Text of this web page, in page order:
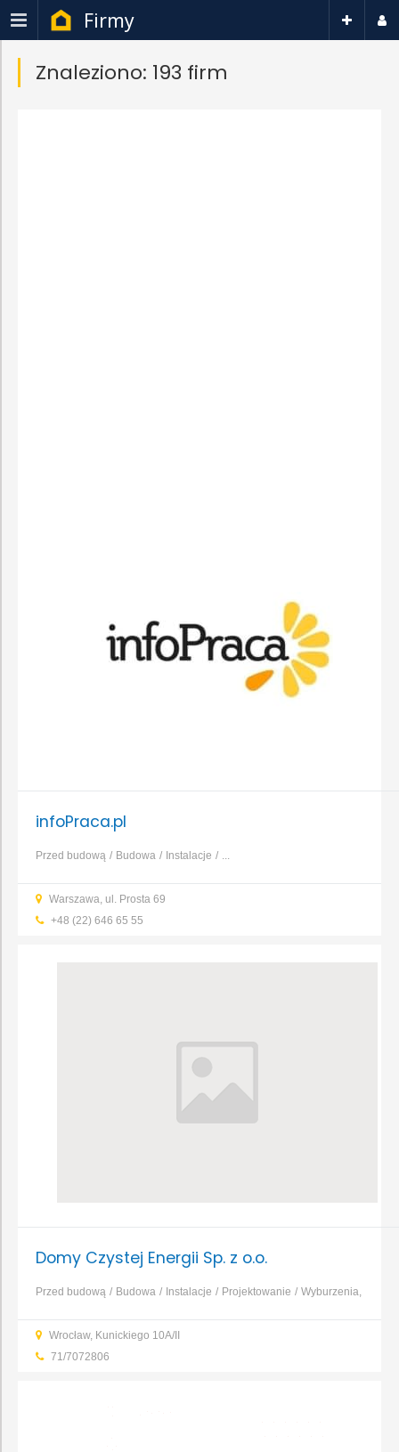
Firmy
Znaleziono: 193 firm
infoPraca.pl
Przed budową Budowa Instalacje ...
Warszawa, ul. Prosta 69
+48 (22) 646 65 55
Domy Czystej Energii Sp. z o.o.
Przed budową Budowa Instalacje Projektowanie
Wyburzenia,
Wrocław, Kunickiego 10A/II
71/7072806